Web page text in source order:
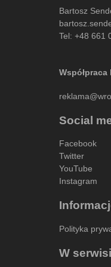
Bartosz
Tel: +48 661
Social
Facebook
Twitter
YouTube
Instagram
Polityka
W